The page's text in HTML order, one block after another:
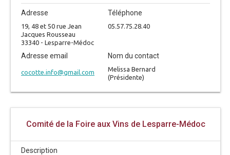
Adresse
19, 48 et 50 rue Jean
Jacques Rousseau
33340 - Lesparre-Médoc
Téléphone
05.57.75.28.40
Adresse email
cocotte.info@gmail.com
Nom du contact
Melissa Bernard
(Présidente)
Comité de la Foire aux Vins de Lesparre-Médoc
Description